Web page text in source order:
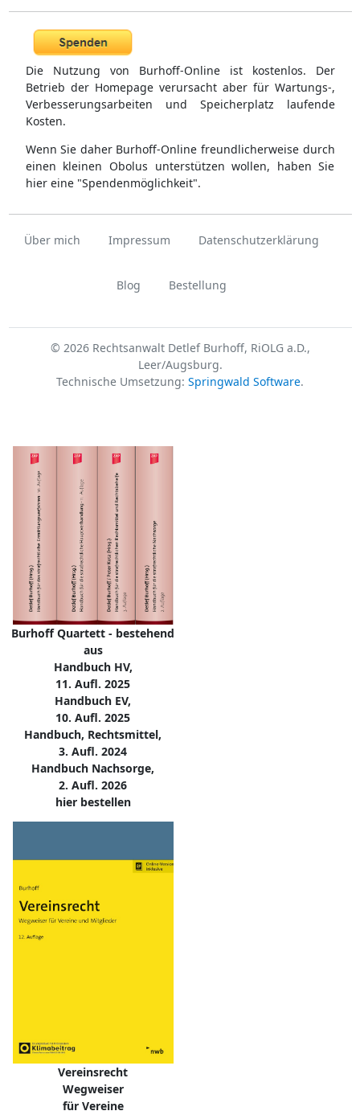
Die Nutzung von Burhoff-Online ist kostenlos. Der
Betrieb der Homepage verursacht aber für Wartungs-,
Verbesserungsarbeiten und Speicherplatz laufende
Kosten.
Wenn Sie daher Burhoff-Online freundlicherweise durch
einen kleinen Obolus unterstützen wollen, haben Sie
hier eine "Spendenmöglichkeit".
Über mich Impressum Datenschutzerklärung
Blog Bestellung
© 2026 Rechtsanwalt Detlef Burhoff, RiOLG a.D.,
Leer/Augsburg.
Technische Umsetzung: Springwald Software.
Burhoff Quartett - bestehend
aus
Handbuch HV,
11. Aufl. 2025
Handbuch EV,
10. Aufl. 2025
Handbuch, Rechtsmittel,
3. Aufl. 2024
Handbuch Nachsorge,
2. Aufl. 2026
hier bestellen
Vereinsrecht
Wegweiser
für Vereine